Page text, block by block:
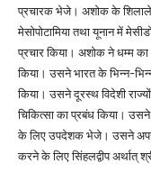
प्रचारक भेजे। अशोक के
मेसोपोटामिया तथा यूनान में
प्रचार किया। अशोक ने धम्म
किया। उसने भारत के भिन्न-
किया। उसने दूरस्थ विदेशी
चिकित्सा का प्रबंध किया। उसने
के लिए उपदेशक भेजे। उसने अपने
करने के लिए सिंहलद्वीप अर्थात्